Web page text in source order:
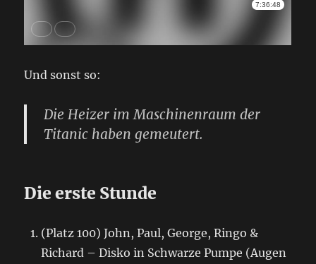
Und sonst so:
Die Heizer im Maschinenraum der
Titanic haben gemeutert.
Die erste Stunde
(Platz 100) John, Paul, George, Ringo &
Richard – Disko in Schwarze Pumpe (Augen